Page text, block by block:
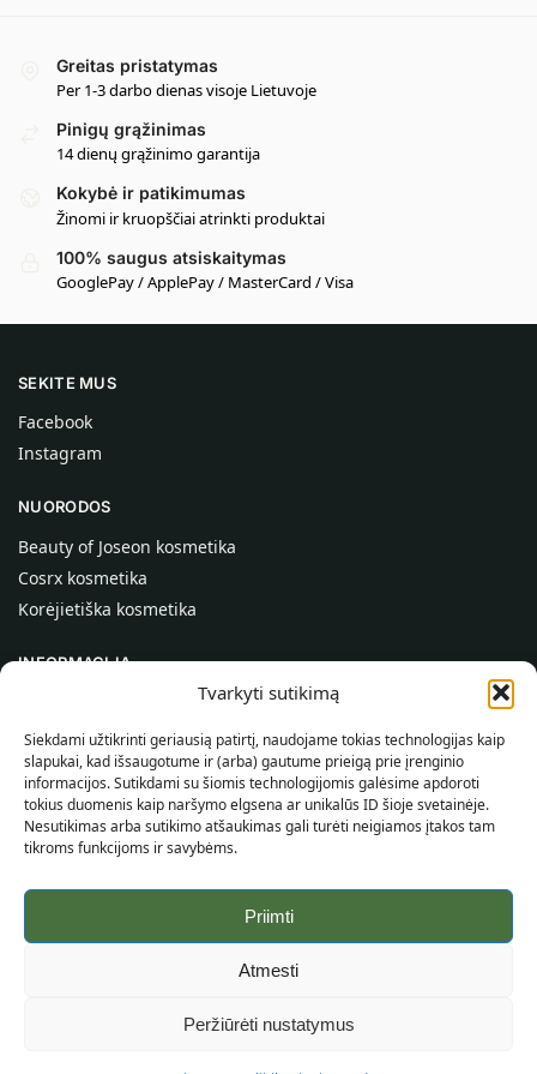
Tvarkyti sutikimą
Siekdami užtikrinti geriausią patirtį, naudojame tokias technologijas kaip
slapukai, kad išsaugotume ir (arba) gautume prieigą prie įrenginio
informacijos. Sutikdami su šiomis technologijomis galėsime apdoroti
tokius duomenis kaip naršymo elgsena ar unikalūs ID šioje svetainėje.
Nesutikimas arba sutikimo atšaukimas gali turėti neigiamos įtakos tam
tikroms funkcijoms ir savybėms.
Priimti
Atmesti
Peržiūrėti nustatymus
Greitas pristatymas
Per 1-3 darbo dienas visoje Lietuvoje
Pinigų grąžinimas
14 dienų grąžinimo garantija
Kokybė ir patikimumas
Žinomi ir kruopščiai atrinkti produktai
100% saugus atsiskaitymas
GooglePay / ApplePay / MasterCard / Visa
SEKITE MUS
Facebook
Instagram
NUORODOS
Beauty of Joseon kosmetika
Cosrx kosmetika
Korėjietiška kosmetika
INFORMACIJA
Kontaktai
Pagalba
INFORMACIJA PIRKĖJUI
Pristatymo sąlygos
Taisyklės ir sąlygos
Svetainės žemėlapis